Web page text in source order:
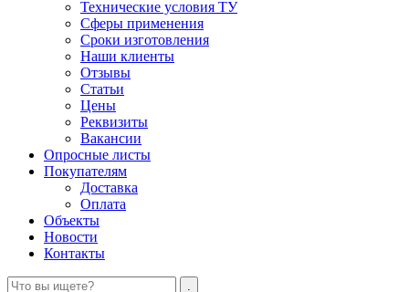
Технические условия ТУ
Сферы применения
Сроки изготовления
Наши клиенты
Отзывы
Статьи
Цены
Реквизиты
Вакансии
Опросные листы
Покупателям
Доставка
Оплата
Объекты
Новости
Контакты